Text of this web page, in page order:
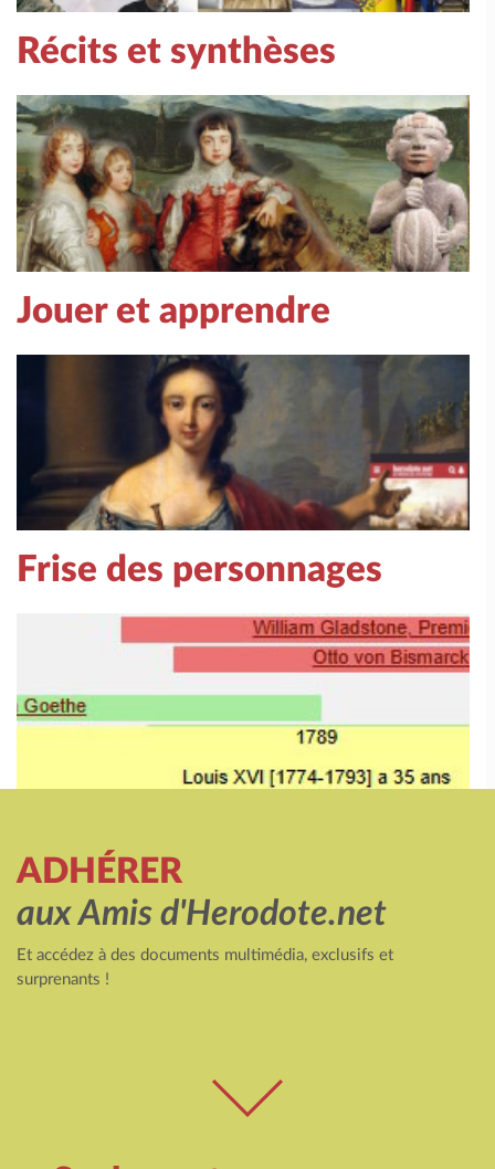
Récits et synthèses
Jouer et apprendre
Frise des personnages
ADHÉRER
aux Amis d'Herodote.net
Et accédez à des documents multimédia, exclusifs et
surprenants !